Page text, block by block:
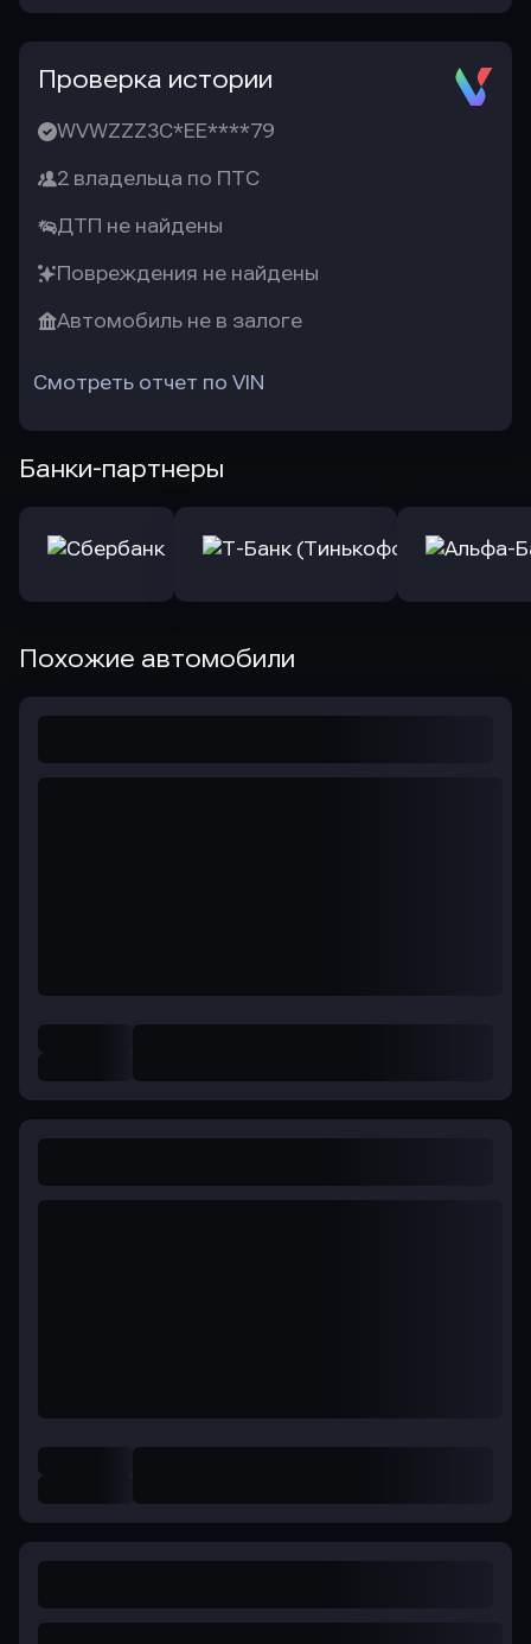
Проверка истории
WVWZZZ3C*EE****79
2 владельца по ПТС
ДТП не найдены
Повреждения не найдены
Автомобиль не в залоге
Смотреть отчет по VIN
Банки-партнеры
Похожие автомобили